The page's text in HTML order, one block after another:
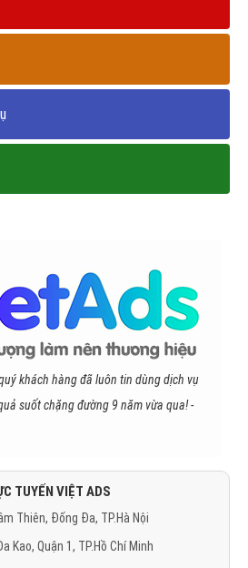
khách hàng đã luôn tin dùng dịch vụ
suốt chặng đường 9 năm vừa qua! -
TUYẾN VIỆT ADS
Thiên, Đống Đa, TP.Hà Nội
Kao, Quận 1, TP.Hồ Chí Minh